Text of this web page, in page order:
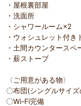
・屋根裏部屋
・洗面所
・シャワールーム×2
・ウォシュレット付き
・土間カウンタースペ
・薪ストーブ
〈ご用意がある物〉
〇布団(シングルサイ
〇Wi-Fi完備